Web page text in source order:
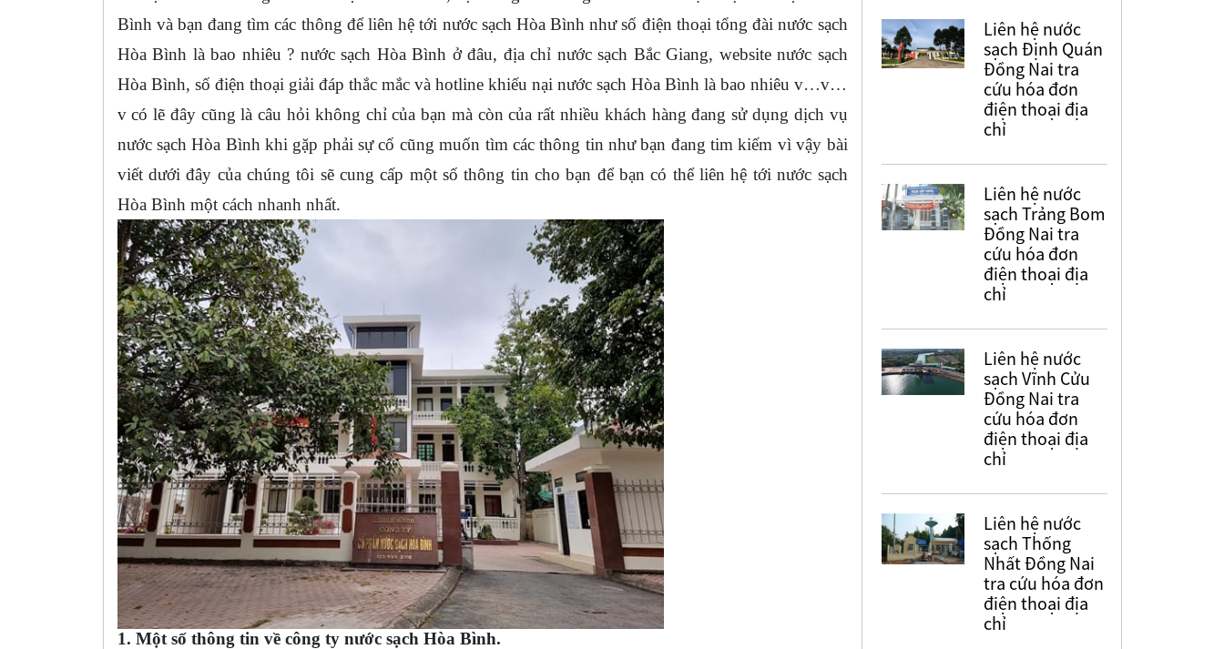
Bình và bạn đang tìm các thông để liên hệ tới nước sạch Hòa Bình như số điện thoại tổng đài nước sạch
Hòa Bình là bao nhiêu ? nước sạch Hòa Bình ở đâu, địa chỉ nước sạch Bắc Giang, website nước sạch
Hòa Bình, số điện thoại giải đáp thắc mắc và hotline khiếu nại nước sạch Hòa Bình là bao nhiêu v…v…
v có lẽ đây cũng là câu hỏi không chỉ của bạn mà còn của rất nhiều khách hàng đang sử dụng dịch vụ
nước sạch Hòa Bình khi gặp phải sự cố cũng muốn tìm các thông tin như bạn đang tim kiếm vì vậy bài
viết dưới đây của chúng tôi sẽ cung cấp một số thông tin cho bạn để bạn có thể liên hệ tới nước sạch
Hòa Bình một cách nhanh nhất.
1. Một số thông tin về công ty nước sạch Hòa Bình.
Liên hệ nước
sạch Định Quán
Đồng Nai tra
cứu hóa đơn
điện thoại địa
chỉ
Liên hệ nước
sạch Trảng Bom
Đồng Nai tra
cứu hóa đơn
điện thoại địa
chỉ
Liên hệ nước
sạch Vĩnh Cửu
Đồng Nai tra
cứu hóa đơn
điện thoại địa
chỉ
Liên hệ nước
sạch Thống
Nhất Đồng Nai
tra cứu hóa đơn
điện thoại địa
chỉ